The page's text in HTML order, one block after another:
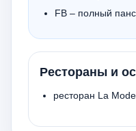
FB – полный
Рестораны и
ресторан La